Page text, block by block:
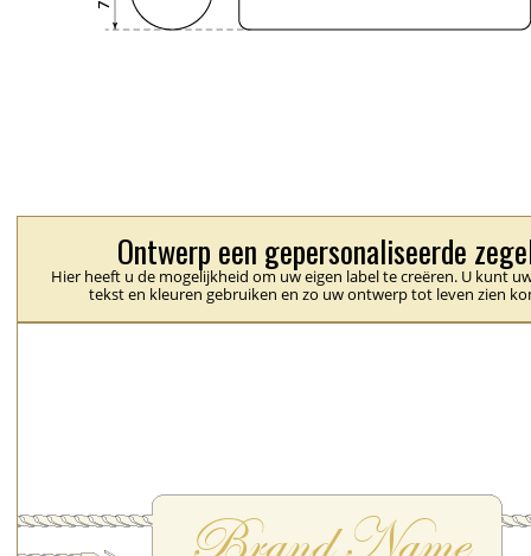
Ontwerp een gepersonaliseerde
Hier heeft u de mogelijkheid om uw eigen label te creëren. U kunt
tekst en kleuren gebruiken en zo uw ontwerp tot leven zien